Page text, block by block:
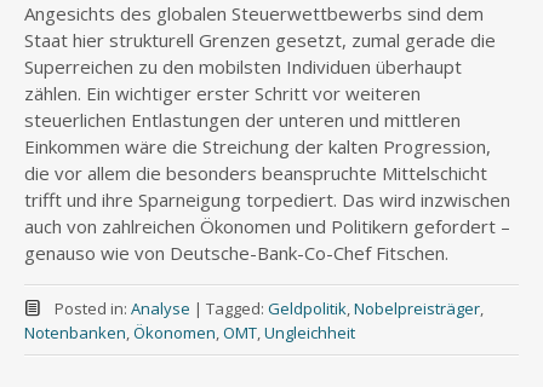
Angesichts des globalen Steuerwettbewerbs sind dem
Staat hier strukturell Grenzen gesetzt, zumal gerade die
Superreichen zu den mobilsten Individuen überhaupt
zählen. Ein wichtiger erster Schritt vor weiteren
steuerlichen Entlastungen der unteren und mittleren
Einkommen wäre die Streichung der kalten Progression,
die vor allem die besonders beanspruchte Mittelschicht
trifft und ihre Sparneigung torpediert. Das wird inzwischen
auch von zahlreichen Ökonomen und Politikern gefordert –
genauso wie von Deutsche-Bank-Co-Chef Fitschen.
Posted in: Analyse | Tagged: Geldpolitik,Nobelpreisträger,
Notenbanken,Ökonomen,OMT,Ungleichheit